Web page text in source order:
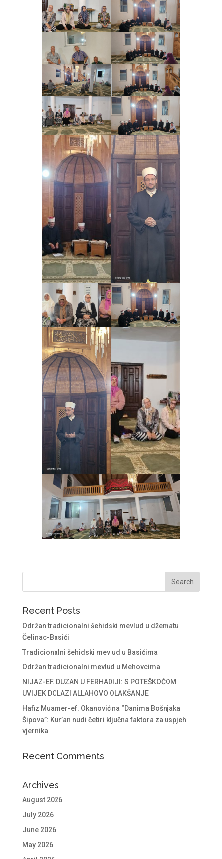
Recent Posts
Održan tradicionalni šehidski mevlud u džematu
Čelinac-Basići
Tradicionalni šehidski mevlud u Basićima
Održan tradicionalni mevlud u Mehovcima
NIJAZ-EF. DUZAN U FERHADIJI: S POTEŠKOĆOM
UVIJEK DOLAZI ALLAHOVO OLAKŠANJE
Hafiz Muamer-ef. Okanović na “Danima Bošnjaka
Šipova”: Kur’an nudi četiri ključna faktora za uspjeh
vjernika
Recent Comments
Archives
August 2026
July 2026
June 2026
May 2026